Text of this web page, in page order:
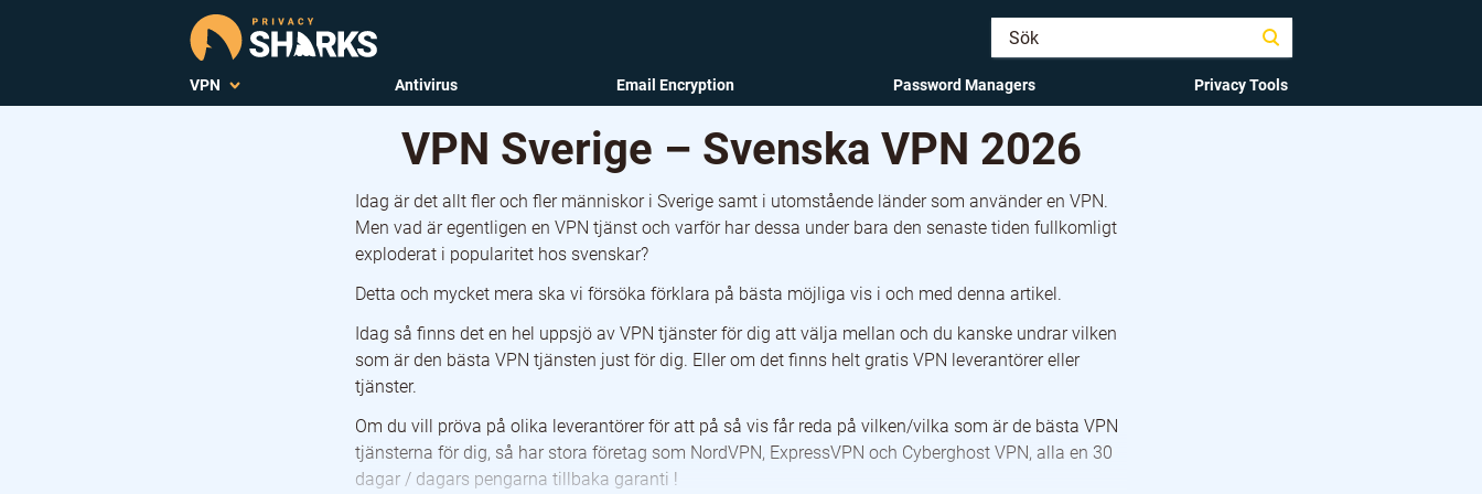
VPN Antivirus Email Encryption Password Managers Privacy Tools
VPN Sverige – Svenska VPN 2026
Idag är det allt fler och fler människor i Sverige samt i utomstående länder som använder en VPN.
Men vad är egentligen en VPN tjänst och varför har dessa under bara den senaste tiden fullkomligt
exploderat i popularitet hos svenskar?
Detta och mycket mera ska vi försöka förklara på bästa möjliga vis i och med denna artikel.
Idag så finns det en hel uppsjö av VPN tjänster för dig att välja mellan och du kanske undrar vilken
som är den bästa VPN tjänsten just för dig. Eller om det finns helt gratis VPN leverantörer eller
tjänster.
Om du vill pröva på olika leverantörer för att på så vis får reda på vilken/vilka som är de bästa VPN
tjänsterna för dig, så har stora företag som NordVPN, ExpressVPN och Cyberghost VPN, alla en 30
dagar / dagars pengarna tillbaka garanti !